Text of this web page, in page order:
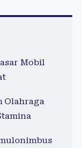
Mobil
Olahraga